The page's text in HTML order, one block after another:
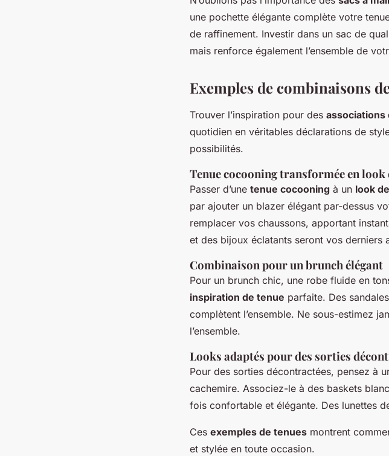
une pochette élégante complète votre
de raffinement. Investir dans un sac de
mais renforce également l’ensemble de
Exemples de combinaisons
Trouver l’inspiration pour des
quotidien en véritables déclarations de
possibilités.
Tenue cocooning transformée en look
Passer d’une tenue cocooning à un look
par ajouter un blazer élégant par-dessus
remplacer vos chaussons, apportant
et des bijoux éclatants seront vos derniers
Combinaison pour un brunch élégant
Pour un brunch chic, une robe fluide en
inspiration de tenue parfaite. Des
complètent l’ensemble. Ne sous-estimez
l’ensemble.
Looks adaptés pour des sorties
Pour des sorties décontractées, pensez à
cachemire. Associez-le à des baskets
fois confortable et élégante. Des lunettes
Ces exemples de tenues montrent
et stylée en toute occasion.